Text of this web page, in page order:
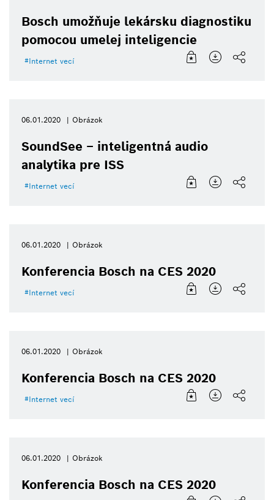
Bosch umožňuje lekársku diagnostiku
pomocou umelej inteligencie
Internet vecí
06.01.2020 Obrázok
SoundSee – inteligentná audio
analytika pre ISS
Internet vecí
06.01.2020 Obrázok
Konferencia Bosch na CES 2020
Internet vecí
06.01.2020 Obrázok
Konferencia Bosch na CES 2020
Internet vecí
06.01.2020 Obrázok
Konferencia Bosch na CES 2020